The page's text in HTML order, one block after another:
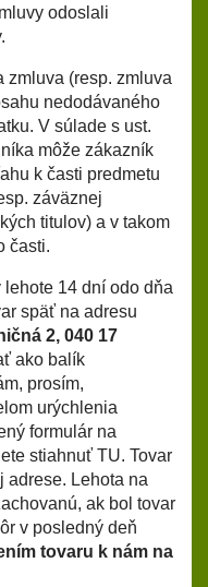
odoslali
zmluva (resp. zmluva
nedodávaného
V súlade s ust.
môže zákazník
k časti predmetu
záväznej
titulov) a v takom
časti.
14 dní odo dňa
späť na adresu
2, 040 17
ako balík
prosím,
urýchlenia
formulár na
stiahnuť TU. Tovar
adrese. Lehota na
ak bol tovar
v posledný deň
tovaru k nám na